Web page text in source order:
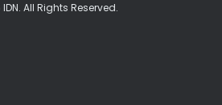
All Rights Reserved.